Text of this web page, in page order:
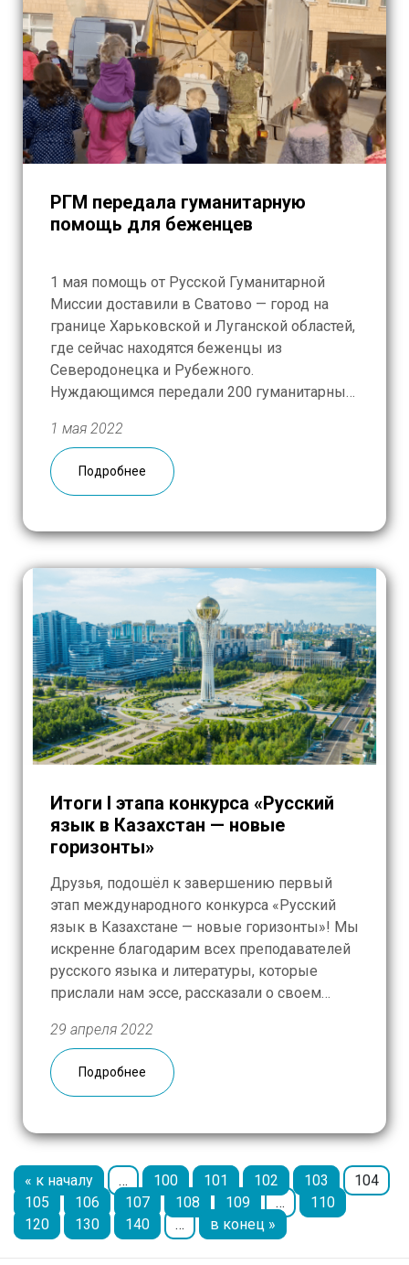
РГМ передала гуманитарную
помощь для беженцев
1 мая помощь от Русской Гуманитарной
Миссии доставили в Сватово — город на
границе Харьковской и Луганской областей,
где сейчас находятся беженцы из
Северодонецка и Рубежного.
Нуждающимся передали 200 гуманитарных
гигиены — минимум, необходимый, но
недостаточный. Сейчас там очень ждут
летнюю одежду, лекарства, детские
товары, и РГМ обязательно продолжит
1 мая 2022
Подробнее
Итоги I этапа конкурса «Русский
язык в Казахстан — новые
горизонты»
Друзья, подошёл к завершению первый
этап международного конкурса «Русский
язык в Казахстане — новые горизонты»! Мы
искренне благодарим всех преподавателей
русского языка и литературы, которые
прислали нам эссе, рассказали о своем
личными историями. Изначально
планировалось отобрать только 30 работ,
однако, учитывая высокое качество
[…]
29 апреля 2022
Подробнее
« к началу … 100 101 102 103
104
105
106 107 108 109 …
110
120
130 140 … в конец »